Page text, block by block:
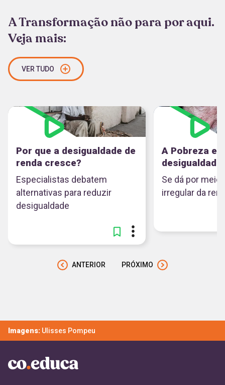
A Transformação não para por aqui.
Veja mais:
VER TUDO
Por que a desigualdade de
renda cresce?
Especialistas debatem
alternativas para reduzir
desigualdade
A Pobreza e a
Se dá por
irregular da
ANTERIOR PRÓXIMO
Imagens: Ulisses Pompeu